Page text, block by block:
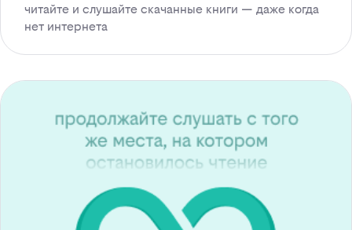
читайте и слушайте скачанные книги — даже когда
нет интернета